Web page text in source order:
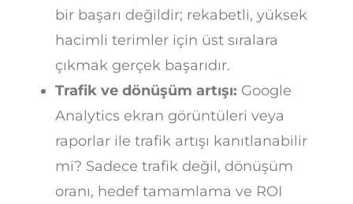
bir başarı değildir; rekabetli, yüksek
hacimli terimler için üst sıralara
çıkmak gerçek başarıdır.
Trafik ve dönüşüm artışı: Google
Analytics ekran görüntüleri veya
raporlar ile trafik artışı kanıtlanabilir
mi? Sadece trafik değil, dönüşüm
oranı, hedef tamamlama ve ROI